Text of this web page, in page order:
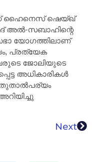
ഹൈനെസ് ഷെയ്ഖ്
അൽ-സബാഹിന്റെ
യോഗത്തിലാണ്
പ്രത്യേക
ജോലിയുടെ
അധികാരികൾ
Next